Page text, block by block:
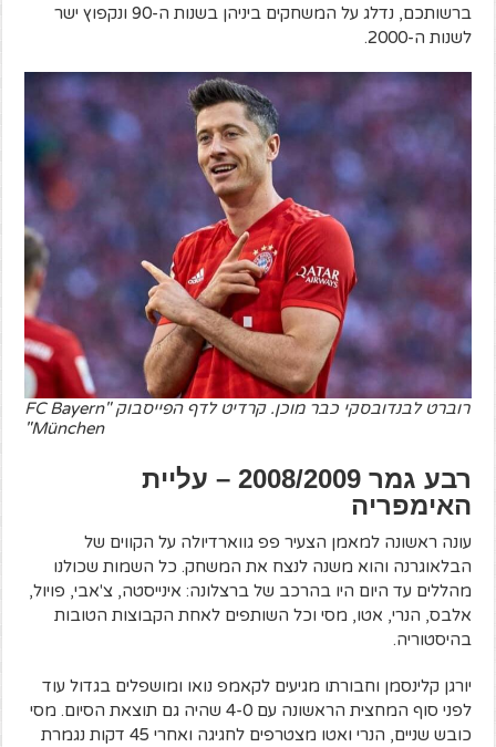
ברשותכם, נדלג על המשחקים ביניהן בשנות ה-90 ונקפוץ ישר
לשנות ה-2000.
רוברט לבנדובסקי כבר מוכן. קרדיט לדף הפייסבוק "FC Bayern
München"
רבע גמר 2008/2009 – עליית
האימפריה
עונה ראשונה למאמן הצעיר פפ גווארדיולה על הקווים של
הבלאוגרנה והוא משנה לנצח את המשחק. כל השמות שכולנו
מהללים עד היום היו בהרכב של ברצלונה: אינייסטה, צ'אבי, פויול,
אלבס, הנרי, אטו, מסי וכל השותפים לאחת הקבוצות הטובות
בהיסטוריה.
יורגן קלינסמן וחבורתו מגיעים לקאמפ נואו ומושפלים בגדול עוד
לפני סוף המחצית הראשונה עם 4-0 שהיה גם תוצאת הסיום. מסי
כובש שניים, הנרי ואטו מצטרפים לחגיגה ואחרי 45 דקות נגמרת